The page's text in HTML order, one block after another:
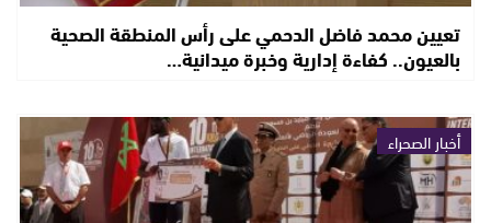
تعيين محمد فاضل الدحمي على رأس المنطقة الصحية
بالعيون.. كفاءة إدارية وخبرة ميدانية…
أخبار الصحراء